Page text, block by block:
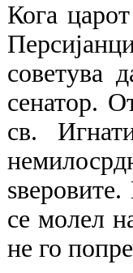
Кога
советува
сенатор.
св.
се молел
не го